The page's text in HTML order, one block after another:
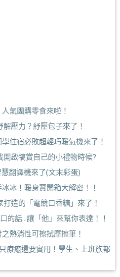
氣團購零食來啦！
解壓力？紓壓包子來了！
住宿必敗超輕巧暖氣機來了！
啟犒賞自己的小禮物時候?
翻譯機來了(文末彩蛋)
冰！暖身寶開箱大解密！！
打造的「電競口香糖」來了！
的話...讓「他」來幫你表達！！
熱消性可擦拭摩擦筆！
療癒還要實用！學生、上班族都